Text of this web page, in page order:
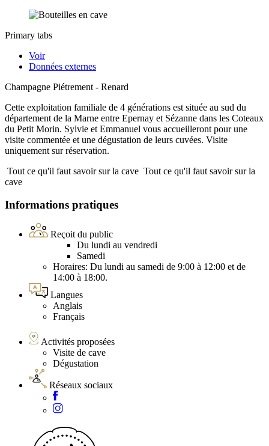
Primary tabs
Voir
Données externes
Champagne Piétrement - Renard
Cette exploitation familiale de 4 générations est située au sud du
département de la Marne entre Epernay et Sézanne dans les Coteaux
du Petit Morin. Sylvie et Emmanuel vous accueilleront pour une
visite commentée et une dégustation de leurs cuvées. Visite
uniquement sur réservation.
Tout ce qu'il faut savoir sur la cave Tout ce qu'il faut savoir sur la
cave
Informations pratiques
Reçoit du public
Du lundi au vendredi
Samedi
Horaires: Du lundi au samedi de 9:00 à 12:00 et de
14:00 à 18:00.
Langues
Anglais
Français
Activités proposées
Visite de cave
Dégustation
Réseaux sociaux